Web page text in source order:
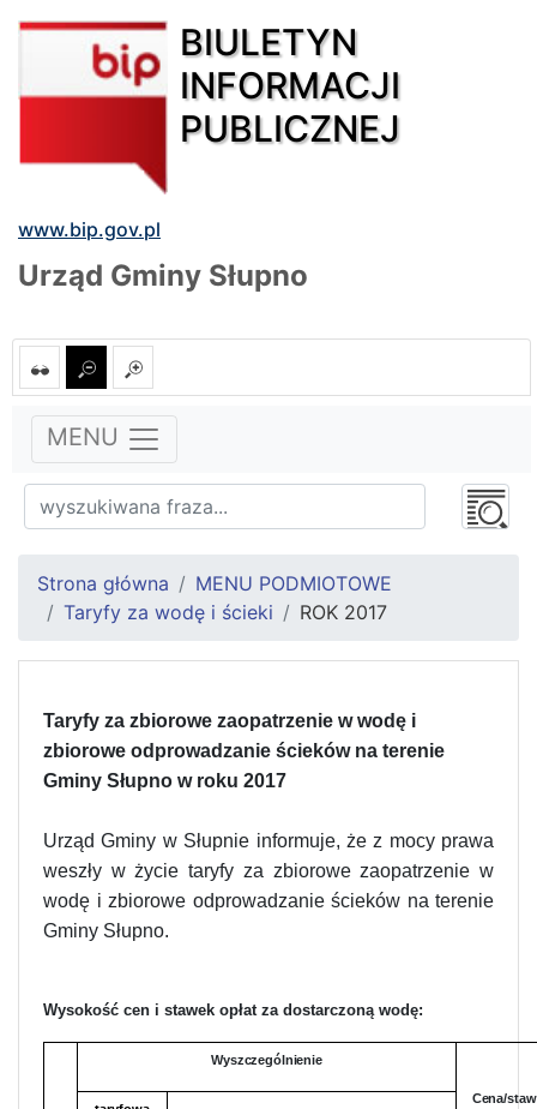
BIULETYN
INFORMACJI
PUBLICZNEJ
www.bip.gov.pl
Urząd Gminy Słupno
MENU
Strona główna
MENU PODMIOTOWE
Taryfy za wodę i ścieki
ROK 2017
Taryfy za zbiorowe zaopatrzenie w wodę i
zbiorowe odprowadzanie ścieków na terenie
Gminy Słupno w roku 2017
Urząd Gminy w Słupnie informuje, że z mocy prawa
weszły w życie taryfy za zbiorowe zaopatrzenie w
wodę i zbiorowe odprowadzanie ścieków na terenie
Gminy Słupno.
Wysokość cen i stawek opłat za dostarczoną wodę:
Wyszczególnienie
Cena/